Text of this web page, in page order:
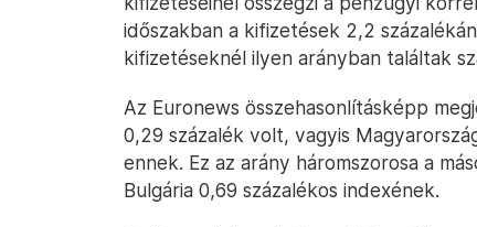
időszakban a kifizetések 2,2
kifizetéseknél ilyen arányban találtak
Az Euronews összehasonlításképp
0,29 százalék volt, vagyis
ennek. Ez az arány háromszorosa a
Bulgária 0,69 százalékos indexének.